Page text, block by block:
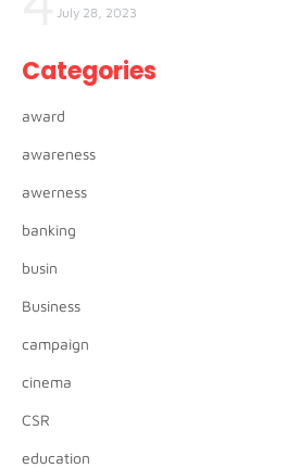
July 28, 2023
Categories
award
awareness
awerness
banking
busin
Business
campaign
cinema
CSR
education